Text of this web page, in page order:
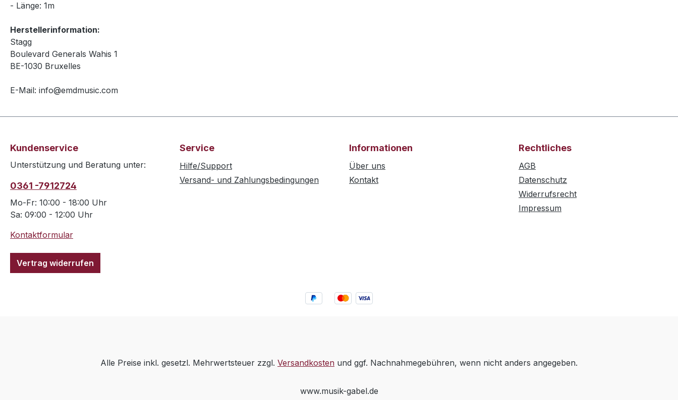
- Länge: 1m
Herstellerinformation:
Stagg
Boulevard Generals Wahis 1
BE-1030 Bruxelles
E-Mail: info@emdmusic.com
Kundenservice
Unterstützung und Beratung unter:
0361 -7912724
Mo-Fr: 10:00 - 18:00 Uhr
Sa: 09:00 - 12:00 Uhr
Kontaktformular
Vertrag widerrufen
Service
Hilfe/Support
Versand- und Zahlungsbedingungen
Informationen
Über uns
Kontakt
Rechtliches
AGB
Datenschutz
Widerrufsrecht
Impressum
Alle Preise inkl. gesetzl. Mehrwertsteuer zzgl. Versandkosten und ggf. Nachnahmegebühren, wenn nicht anders angegeben.
www.musik-gabel.de